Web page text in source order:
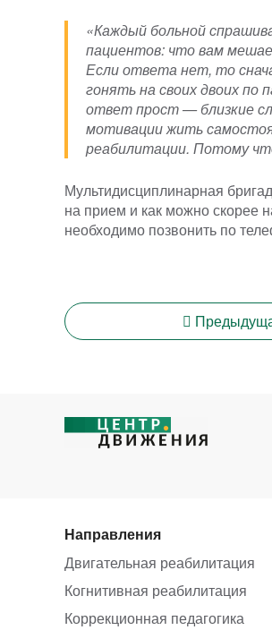
«Каждый больной
пациентов: что вам
Если ответа нет, то
гонять на своих двоих по
ответ прост — близкие
мотивации жить
реабилитации. Потому
Мультидисциплинарная
на прием и как можно скорее
необходимо позвонить по
Направления
Двигательная реабилитация
Когнитивная реабилитация
Коррекционная педагогика